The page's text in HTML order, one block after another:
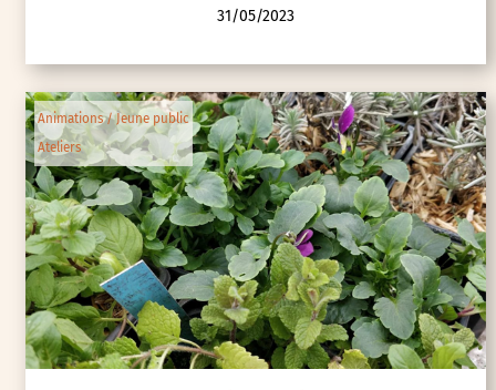
31/05/2023
Animations / Jeune public
Ateliers